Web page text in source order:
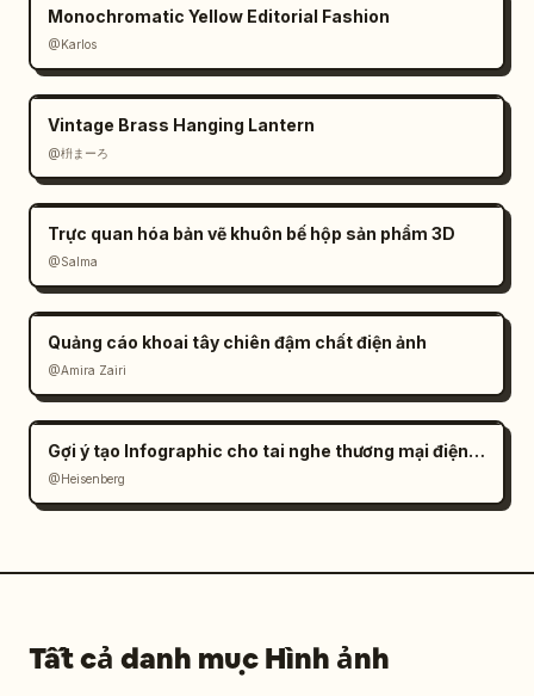
Monochromatic Yellow Editorial Fashion
@Karlos
Vintage Brass Hanging Lantern
@枡まーろ
Trực quan hóa bản vẽ khuôn bế hộp sản phẩm 3D
@Salma
Quảng cáo khoai tây chiên đậm chất điện ảnh
@Amira Zairi
Gợi ý tạo Infographic cho tai nghe thương mại điện tử
@Heisenberg
Tất cả danh mục Hình ảnh